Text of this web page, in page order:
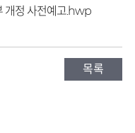
개정 사전예고.hwp
목록